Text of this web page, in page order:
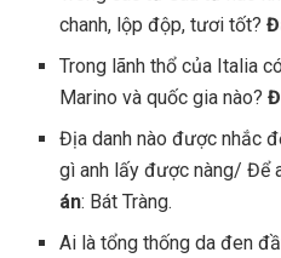
chanh, lộp độp, tươi tốt?
Trong lãnh thổ của Italia
Marino và quốc gia nào?
Địa danh nào được nhắc
gì anh lấy được nàng/ Để
án: Bát Tràng.
Ai là tổng thống da đen